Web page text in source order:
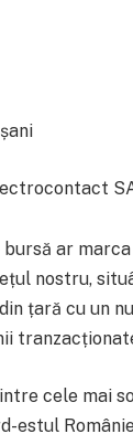
ar marca
nostru,
țară cu un
cele mai
estul